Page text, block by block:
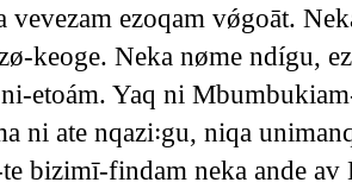
ezoqam vǿgoāt.
keoge. Neka nøme ndígu,
Yaq ni
ni ate nqazi꞉gu, niqa
bizimī-findam neka ande av